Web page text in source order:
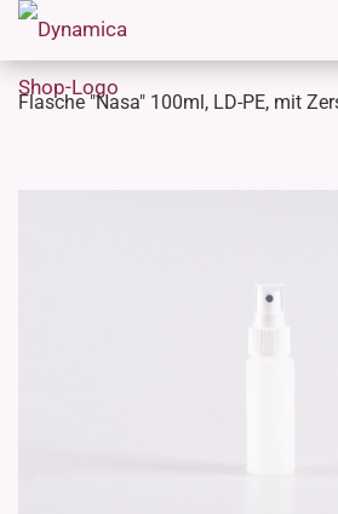
Flasche "Nasa" 100ml, LD-PE, mit